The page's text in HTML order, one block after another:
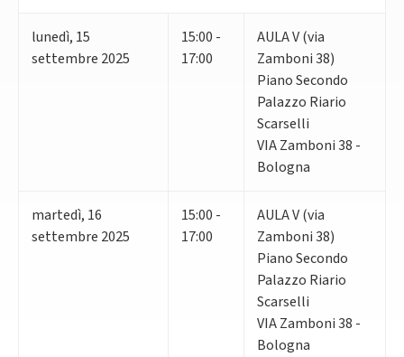
lunedì, 15
settembre 2025
15:00 -
17:00
AULA V (via
Zamboni 38)
Piano Secondo
Palazzo Riario
Scarselli
VIA Zamboni 38 -
Bologna
martedì, 16
settembre 2025
15:00 -
17:00
AULA V (via
Zamboni 38)
Piano Secondo
Palazzo Riario
Scarselli
VIA Zamboni 38 -
Bologna